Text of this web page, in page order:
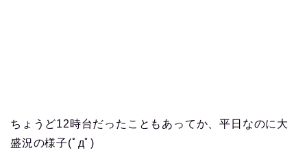
ちょうど12時台だったこともあってか、平日なのに大
盛況の様子(ﾟдﾟ)